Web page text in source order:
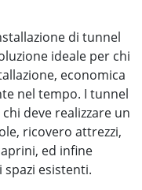
di tunnel
ideale per chi
economica
nel tempo. I tunnel
deve realizzare un
ricovero attrezzi,
ed infine
esistenti.